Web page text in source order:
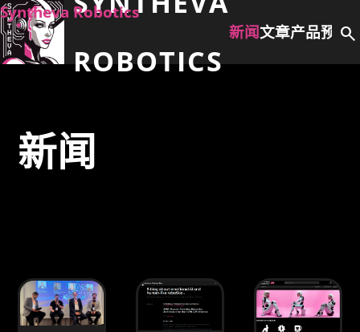
ROBOTICS
新闻文章产品预购
search
新闻
Syntheva Robotics